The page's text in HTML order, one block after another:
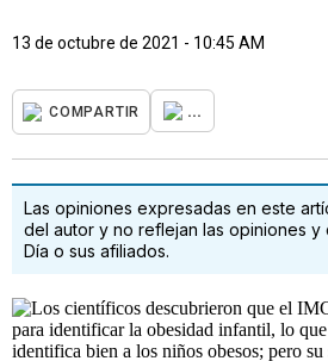
13 de octubre de 2021 - 10:45 AM
COMPARTIR ...
Las opiniones expresadas en este
del autor y no reflejan las opiniones y
Día o sus afiliados.